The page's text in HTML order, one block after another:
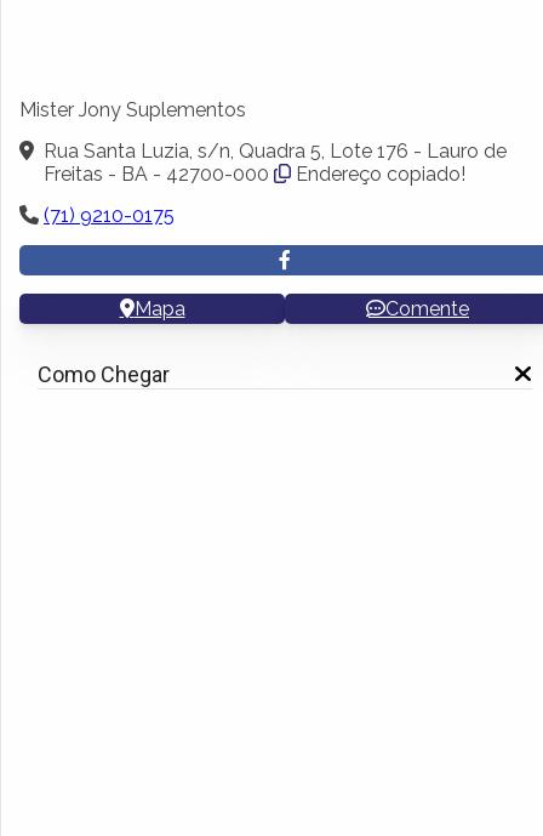
Mister Jony Suplementos
Rua Santa Luzia, s/n, Quadra 5, Lote 176 - Lauro de
Freitas - BA - 42700-000
Endereço copiado!
(71) 9210-0175
Mapa Comente
Como Chegar